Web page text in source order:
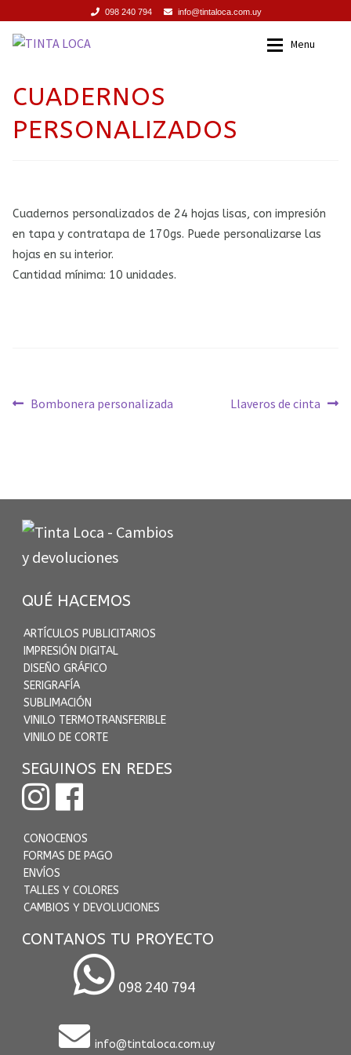
098 240 794 info@tintaloca.com.uy
Ir
navegación
Ir
Menu
Productos
INICIO
SERVICIOS
PRODUCTOS
TIENDA
CUADERNOS
PERSONALIZADOS
Cuadernos personalizados de 24 hojas lisas, con impresión
en tapa y contratapa de 170gs. Puede personalizarse las
hojas en su interior.
Cantidad mínima: 10 unidades.
Navegación
Anterior:
Bombonera personalizada Siguiente:
Llaveros de cinta
QUÉ HACEMOS
ARTÍCULOS PUBLICITARIOS
IMPRESIÓN DIGITAL
DISEÑO GRÁFICO
SERIGRAFÍA
SUBLIMACIÓN
VINILO TERMOTRANSFERIBLE
VINILO DE CORTE
SEGUINOS EN REDES
CONOCENOS
FORMAS DE PAGO
ENVÍOS
TALLES Y COLORES
CAMBIOS Y DEVOLUCIONES
CONTANOS TU PROYECTO
098 240 794
info@tintaloca.com.uy